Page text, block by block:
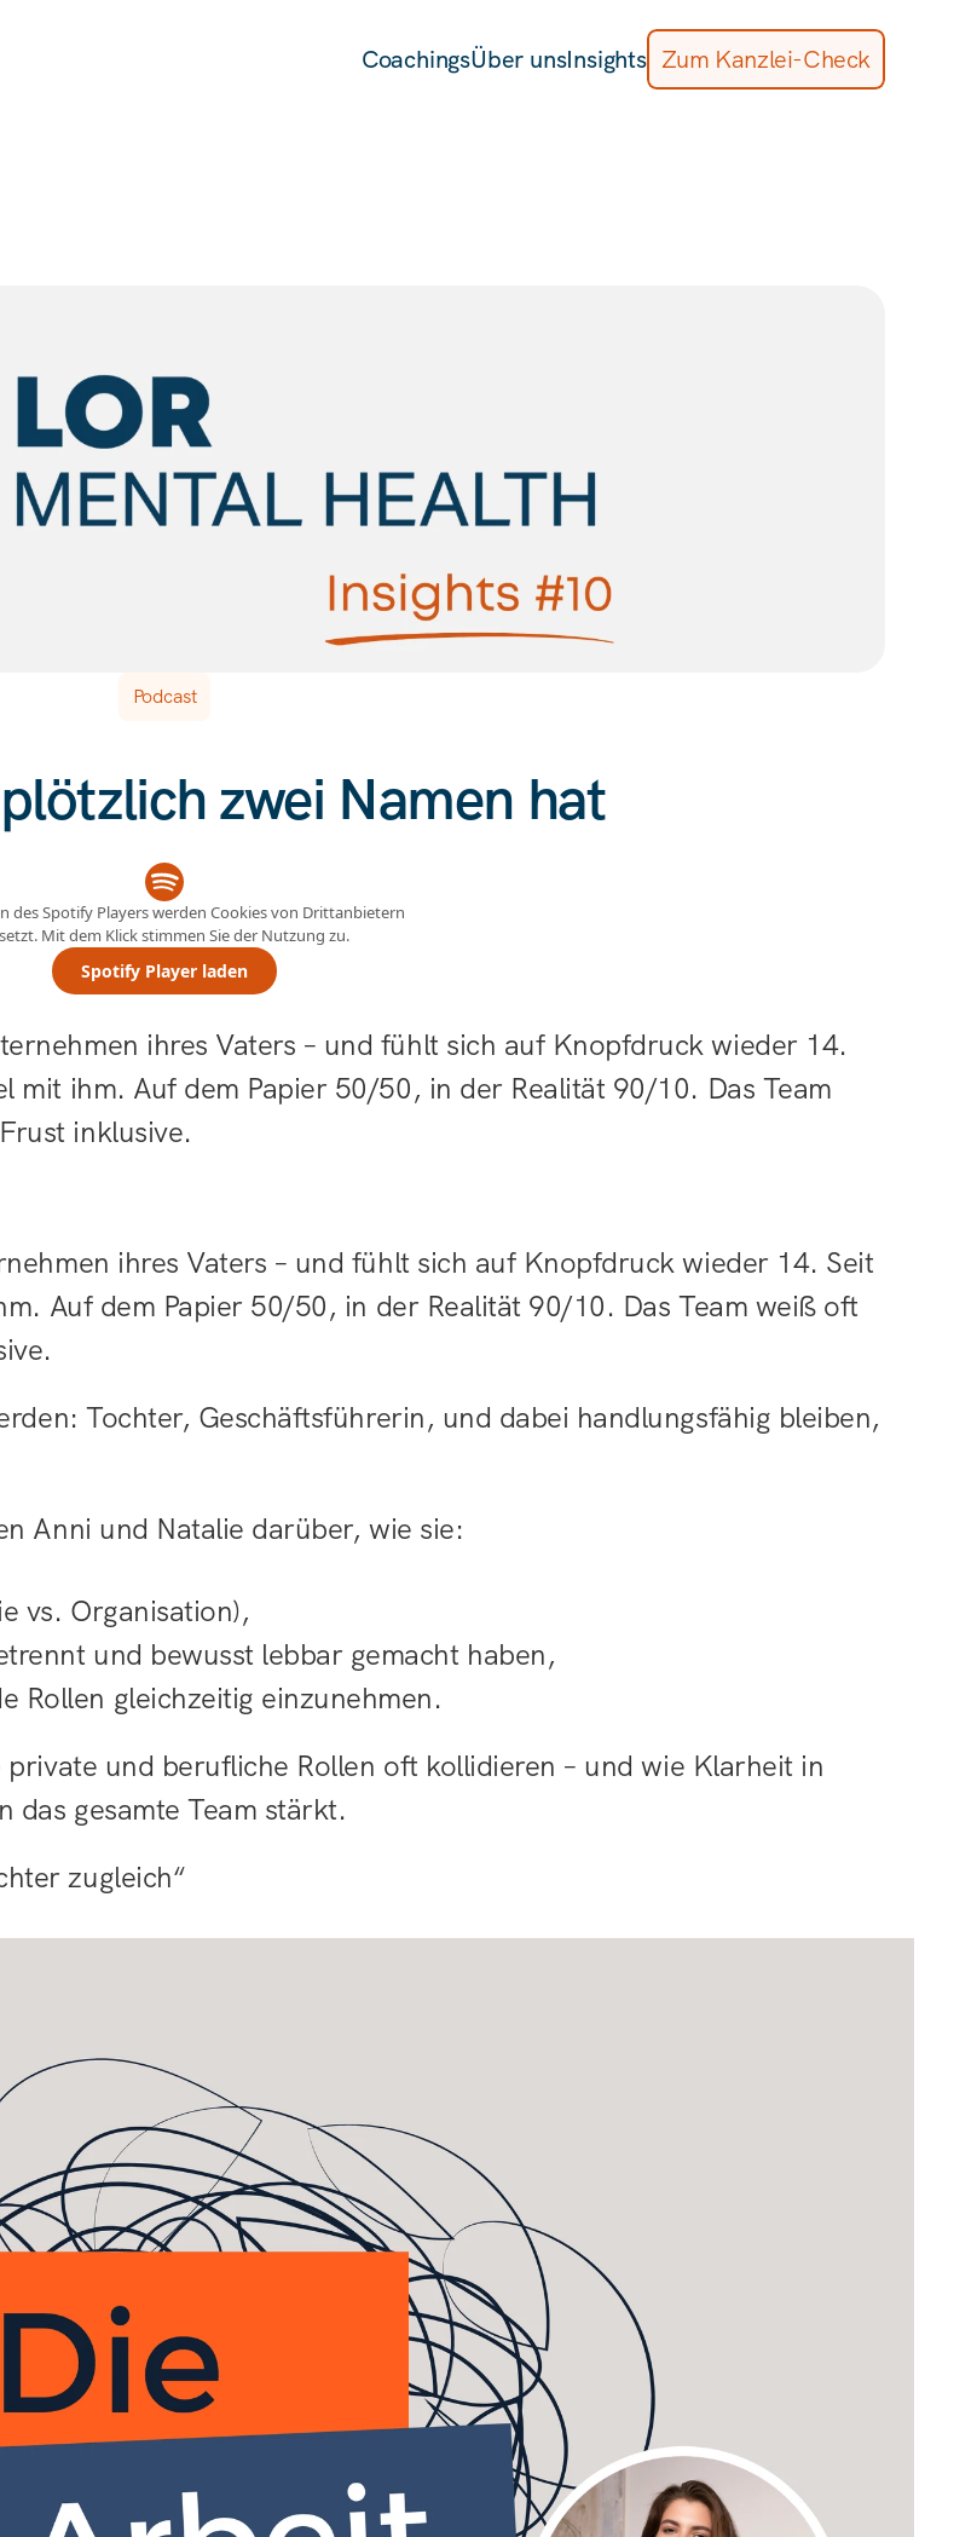
CoachingsÜber unsInsights Zum Kanzlei-Check
Podcast
zwei Namen hat
des Spotify Players werden Cookies von Drittanbietern
Mit dem Klick stimmen Sie der Nutzung zu.
Spotify Player laden
ihres Vaters – und fühlt sich auf Knopfdruck wieder 14.
mit ihm. Auf dem Papier 50/50, in der Realität 90/10. Das Team
ihres Vaters – und fühlt sich auf Knopfdruck wieder 14. Seit
Auf dem Papier 50/50, in der Realität 90/10. Das Team weiß oft
Tochter, Geschäftsführerin, und dabei handlungsfähig bleiben,
Anni und Natalie darüber, wie sie:
vs. Organisation),
und bewusst lebbar gemacht haben,
Rollen gleichzeitig einzunehmen.
und berufliche Rollen oft kollidieren – und wie Klarheit in
das gesamte Team stärkt.
zugleich“
CoachingsÜber unsInsights Zum Kanzlei-Check